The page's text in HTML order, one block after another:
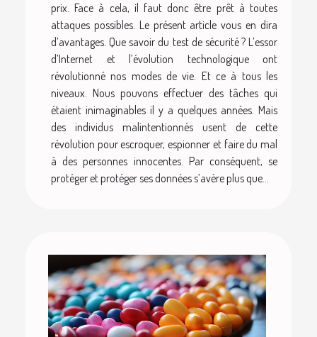
prix. Face à cela, il faut donc être prêt à toutes
attaques possibles. Le présent article vous en dira
d’avantages. Que savoir du test de sécurité ? L’essor
d’Internet et l’évolution technologique ont
révolutionné nos modes de vie. Et ce à tous les
niveaux. Nous pouvons effectuer des tâches qui
étaient inimaginables il y a quelques années. Mais
des individus malintentionnés usent de cette
révolution pour escroquer, espionner et faire du mal
à des personnes innocentes. Par conséquent, se
protéger et protéger ses données s’avère plus que...